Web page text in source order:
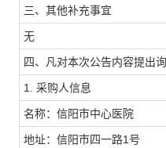
三、其他补充事宜
无
四、凡对本次公告内容提出
1. 采购人信息
名称：信阳市中心医院
地址：信阳市四一路1号